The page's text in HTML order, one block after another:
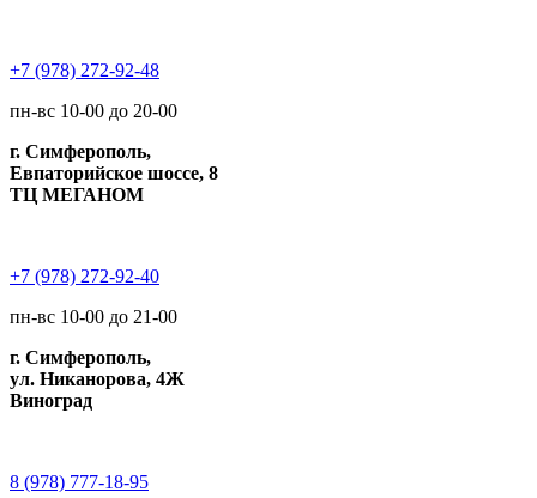
+7 (978) 272-92-48
пн-вс 10-00 до 20-00
г. Симферополь,
Евпаторийское шоссе, 8
ТЦ МЕГАНОМ
+7 (978) 272-92-40
пн-вс 10-00 до 21-00
г. Симферополь,
ул. Никанорова, 4Ж
Виноград
8 (978) 777-18-95